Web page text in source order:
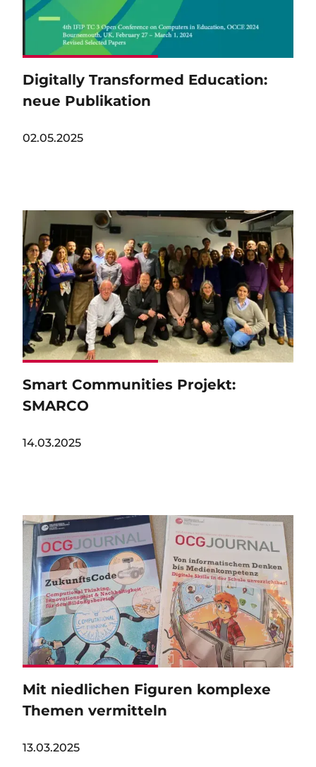
Digitally Transformed Education:
neue Publikation
02.05.2025
Image
Smart Communities Projekt:
SMARCO
14.03.2025
Image
Mit niedlichen Figuren komplexe
Themen vermitteln
13.03.2025